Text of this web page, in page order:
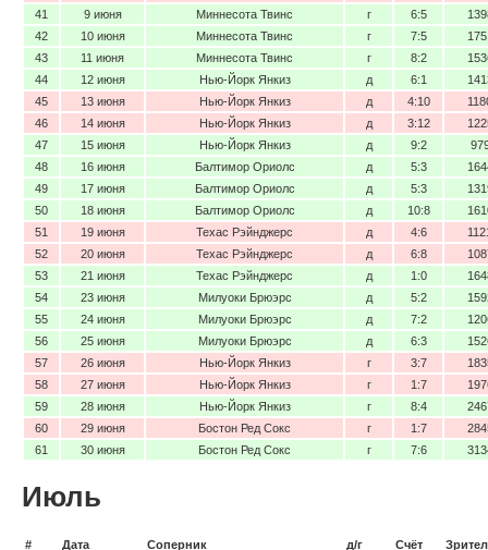
41
9 июня Миннесота Твинс г 6:5
42
10 июня Миннесота Твинс г 7:5
43
11 июня Миннесота Твинс г 8:2
44
12 июня Нью-Йорк Янкиз д 6:1
45
13 июня Нью-Йорк Янкиз д 4:10
46
14 июня Нью-Йорк Янкиз д 3:12
47
15 июня Нью-Йорк Янкиз д 9:2
48
16 июня Балтимор Ориолс д 5:3
49
17 июня Балтимор Ориолс д 5:3
50
18 июня Балтимор Ориолс д 10:8
51
19 июня Техас Рэйнджерс д 4:6
52
20 июня Техас Рэйнджерс д 6:8
53
21 июня Техас Рэйнджерс д 1:0
54
23 июня Милуоки Брюэрс д 5:2
55
24 июня Милуоки Брюэрс д 7:2
56
25 июня Милуоки Брюэрс д 6:3
57
26 июня Нью-Йорк Янкиз г 3:7
58
27 июня Нью-Йорк Янкиз г 1:7
59
28 июня Нью-Йорк Янкиз г 8:4
60
29 июня Бостон Ред Сокс г 1:7
61
30 июня Бостон Ред Сокс г 7:6
Июль
# Дата Соперник д/г Счёт